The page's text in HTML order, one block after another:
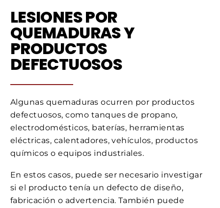
LESIONES POR
QUEMADURAS Y
PRODUCTOS
DEFECTUOSOS
Algunas quemaduras ocurren por productos
defectuosos, como tanques de propano,
electrodomésticos, baterías, herramientas
eléctricas, calentadores, vehículos, productos
químicos o equipos industriales.
En estos casos, puede ser necesario investigar
si el producto tenía un defecto de diseño,
fabricación o advertencia. También puede